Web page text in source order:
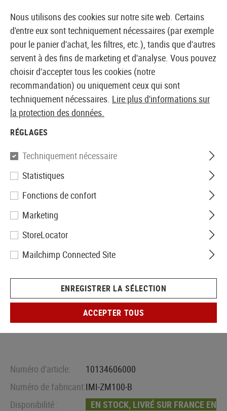
BOUTIQUE ET GROSSISTE EUROPÉEN AIRSOFT
Accueil Equipments Holsters Accessoires Molle
IMI Defense
Molle Adaptor
Numéro d'article:
10134606000
Numéro de fabricant:IMI-ZM100-B
Disponibilité :
EN STOCK, LIVRÉ SUR FRANCE EN
Nous utilisons des cookies sur notre site web. Certains
d'entre eux sont techniquement nécessaires (par exemple
pour le panier d'achat, les filtres, etc.), tandis que d'autres
servent à des fins de marketing et d'analyse. Vous pouvez
choisir d'accepter tous les cookies (notre
recommandation) ou uniquement ceux qui sont
techniquement nécessaires. Lire plus d'informations sur
la protection des données.
RÉGLAGES
Techniquement nécessaire
Statistiques
Fonctions de confort
Marketing
StoreLocator
Mailchimp Connected Site
ENREGISTRER LA SÉLECTION
ACCEPTER TOUS